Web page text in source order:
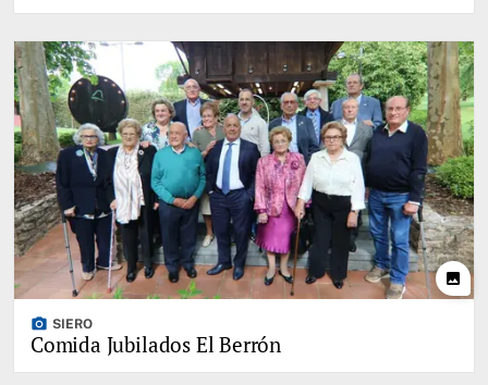
photo
photo_camera SIERO
Comida Jubilados El Berrón